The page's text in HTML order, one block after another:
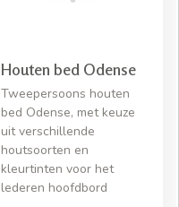
Houten bed Odense
Tweepersoons houten
bed Odense, met keuze
uit verschillende
houtsoorten en
kleurtinten voor het
lederen hoofdbord